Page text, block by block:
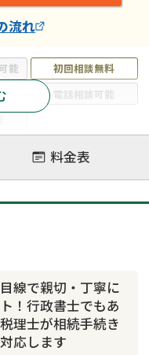
能
初回相談無料
電話相談可能
相続登記
求
相続税申告
流れ
料金表
線で親切・丁寧に
！行政書士でもあ
理士が相続手続き
応します